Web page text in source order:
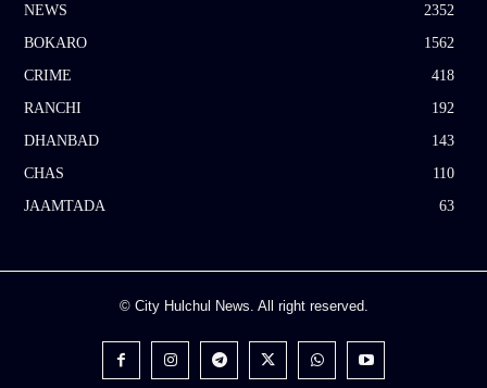
NEWS
2352
BOKARO
1562
CRIME
418
RANCHI
192
DHANBAD
143
CHAS
110
JAAMTADA
63
© City Hulchul News. All right reserved.